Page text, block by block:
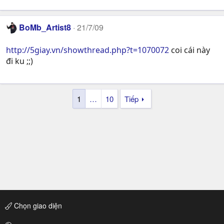
BoMb_Artist8 21/7/09
http://5giay.vn/showthread.php?t=1070072coi cái này
đi ku ;;)
1 … 10 Tiếp
Chọn giao diện